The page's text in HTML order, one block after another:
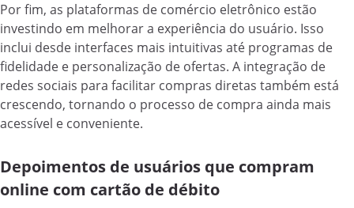
Por fim, as plataformas de comércio eletrônico estão
investindo em melhorar a experiência do usuário. Isso
inclui desde interfaces mais intuitivas até programas de
fidelidade e personalização de ofertas. A integração de
redes sociais para facilitar compras diretas também está
crescendo, tornando o processo de compra ainda mais
acessível e conveniente.
Depoimentos de usuários que compram
online com cartão de débito